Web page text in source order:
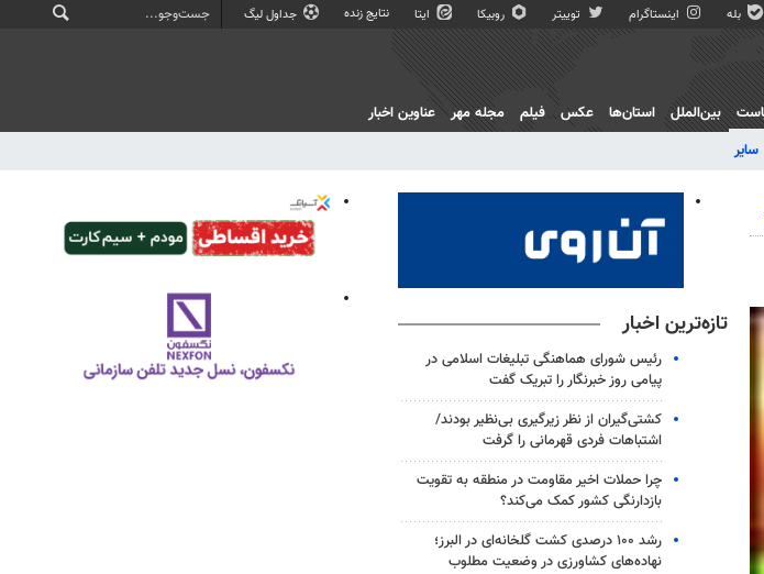
بله اینستاگرام توییتر روبیکا ایتا نتایج زنده جداول لیگ
سایر
بین‌الملل استان‌ها عکس فیلم مجله مهر عناوین اخبار
تازه‌ترین اخبار
رئیس شورای هماهنگی تبلیغات اسلامی در
پیامی روز خبرنگار را تبریک گفت
کشتی‌گیران از نظر زیرگیری بی‌نظیر بودند/
اشتباهات فردی قهرمانی را گرفت
چرا حملات اخیر مقاومت در منطقه به تقویت
بازدارنگی کشور کمک می‌کند؟
رشد ۱۰۰ درصدی کشت گلخانه‌ای در البرز؛
نهاده‌های کشاورزی در وضعیت مطلوب